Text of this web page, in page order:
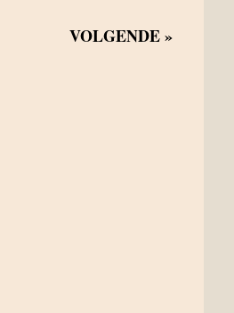
VOLGENDE»